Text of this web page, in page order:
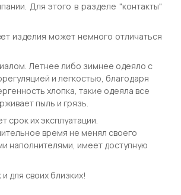
Для этого в разделе "контакты"
изделия может немного отличаться
Летнее либо зимнее одеяло с
и легкостью, благодаря
хлопка, такие одеяла все
пыль и грязь.
срок их эксплуатации.
время не менял своего
наполнителями, имеет доступную
для своих близких!